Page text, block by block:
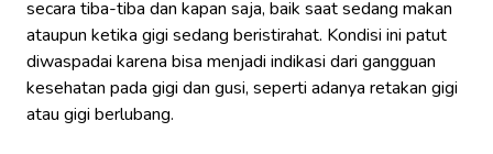
secara tiba-tiba dan kapan saja, baik saat sedang makan
ataupun ketika gigi sedang beristirahat. Kondisi ini patut
diwaspadai karena bisa menjadi indikasi dari gangguan
kesehatan pada gigi dan gusi, seperti adanya retakan gigi
atau gigi berlubang.